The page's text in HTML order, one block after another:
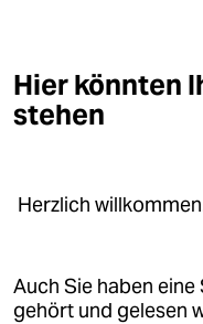
Hier könnten
stehen
Herzlich
Auch Sie haben
gehört und gelesen